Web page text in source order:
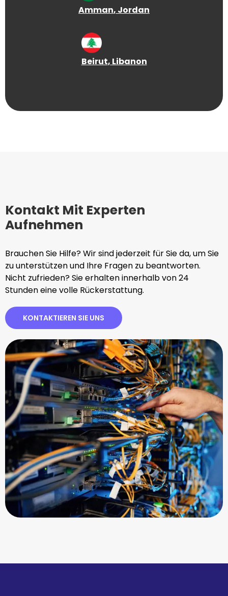
Amman, Jordan
Beirut, Libanon
Kontakt Mit Experten
Aufnehmen
Brauchen Sie Hilfe? Wir sind jederzeit für Sie da, um Sie
zu unterstützen und Ihre Fragen zu beantworten.
Nicht zufrieden? Sie erhalten innerhalb von 24
Stunden eine volle Rückerstattung.
KONTAKTIEREN SIE UNS